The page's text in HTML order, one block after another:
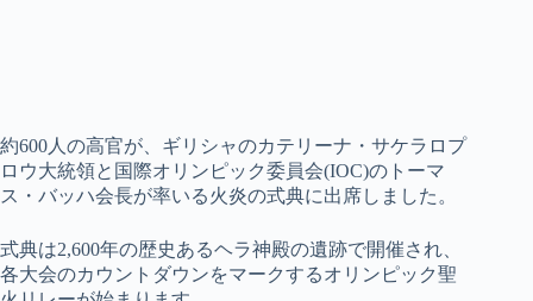
約600人の高官が、ギリシャのカテリーナ・サケラロプ
ロウ大統領と国際オリンピック委員会(IOC)のトーマ
ス・バッハ会長が率いる火炎の式典に出席しました。
式典は2,600年の歴史あるヘラ神殿の遺跡で開催され、
各大会のカウントダウンをマークするオリンピック聖